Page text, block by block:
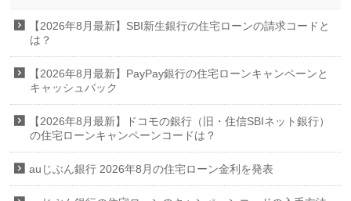
【2026年8月最新】SBI新生銀行の住宅ローンの請求コードと
は？
【2026年8月最新】PayPay銀行の住宅ローンキャンペーンと
キャッシュバック
【2026年8月最新】ドコモの銀行（旧・住信SBIネット銀行）
の住宅ローンキャンペーンコードは？
auじぶん銀行 2026年8月の住宅ローン金利を発表